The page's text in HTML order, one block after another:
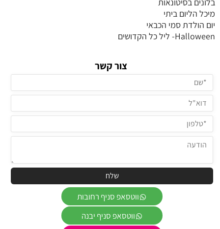
מיכל הליום ביתי
יום הולדת סמי הכבאי
Halloween- ליל כל הקדושים
צור קשר
ווטסאפ סניף רחובות
ווטסאפ סניף יבנה